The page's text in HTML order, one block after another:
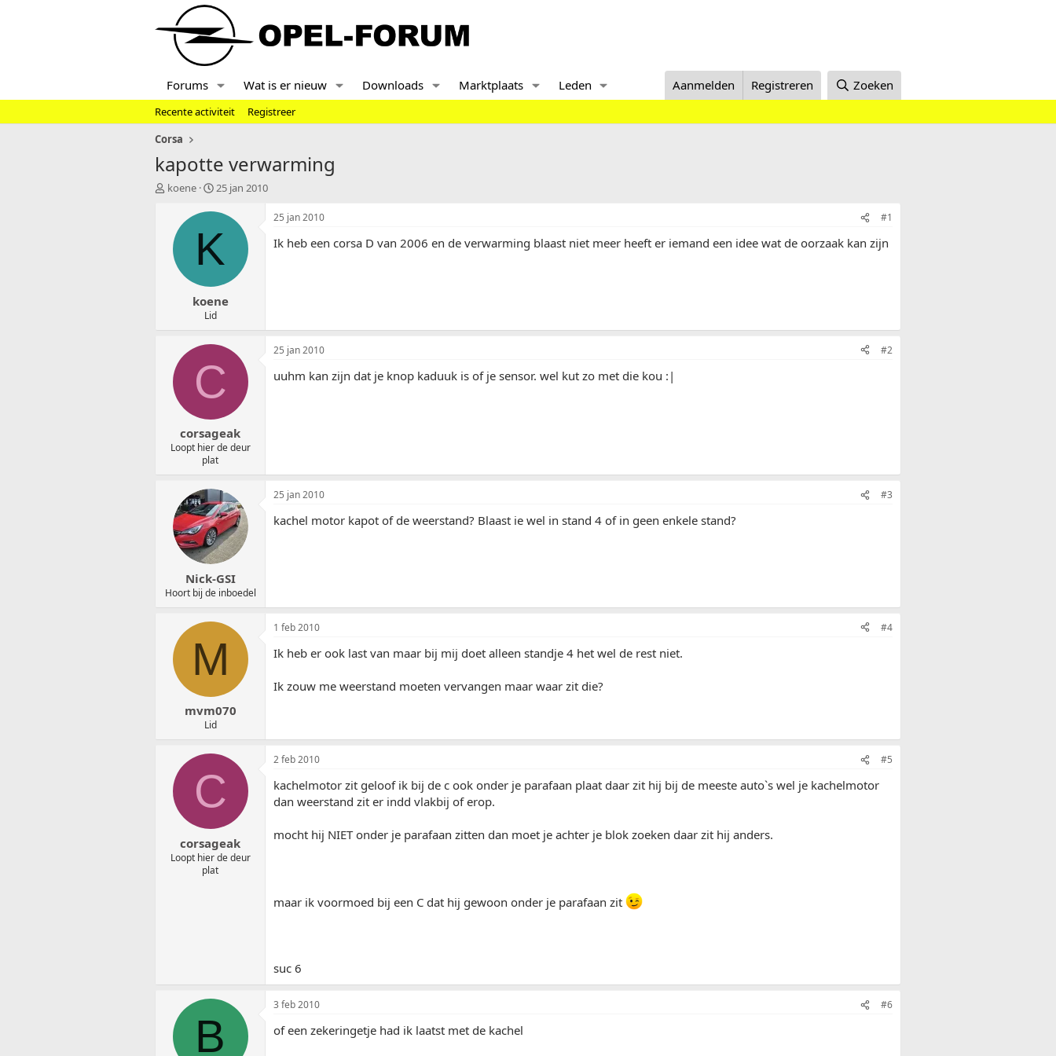
Forums Wat is er nieuw Downloads Marktplaats Leden Aanmelden Registreren Zoeken
Recente activiteit
Registreer
Corsa
kapotte verwarming
T
e
koene
S
a
t
d
t
u
m
25 jan 2010
K
koene
Lid
25 jan 2010 #1
Ik heb een corsa D van 2006 en de verwarming blaast niet meer heeft er iemand een idee wat de oorzaak kan zijn
C
corsageak
Loopt hier de deur
plat
25 jan 2010 #2
uuhm kan zijn dat je knop kaduuk is of je sensor. wel kut zo met die kou :|
Nick-GSI
Hoort bij de inboedel
25 jan 2010 #3
kachel motor kapot of de weerstand? Blaast ie wel in stand 4 of in geen enkele stand?
M
mvm070
Lid
1 feb 2010 #4
Ik heb er ook last van maar bij mij doet alleen standje 4 het wel de rest niet.
Ik zouw me weerstand moeten vervangen maar waar zit die?
C
corsageak
Loopt hier de deur
plat
2 feb 2010 #5
kachelmotor zit geloof ik bij de c ook onder je parafaan plaat daar zit hij bij de meeste auto`s wel je kachelmotor
dan weerstand zit er indd vlakbij of erop.
mocht hij NIET onder je parafaan zitten dan moet je achter je blok zoeken daar zit hij anders.
maar ik voormoed bij een C dat hij gewoon onder je parafaan zit
suc 6
B
3 feb 2010 #6
of een zekeringetje had ik laatst met de kachel